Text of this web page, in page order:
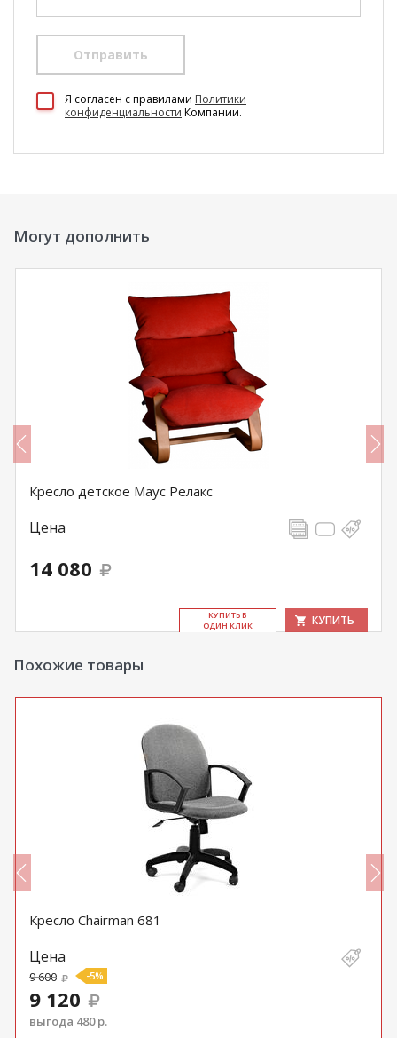
Отправить
Я согласен c правилами Политики
конфиденциальности Компании.
Могут дополнить
Кресло детское Маус Релакс
Цена
14 080
КУ­ПИТЬ В
ОДИН КЛИК
КУПИТЬ
Похожие товары
Кресло Chairman 681
Цена
9 600 -5%
9 120
выгода 480 р.